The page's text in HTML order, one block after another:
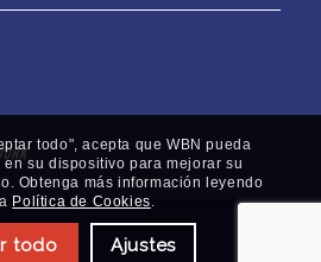
todo", acepta que WBN pueda
su dispositivo para mejorar su
Obtenga más información leyendo
Política de Cookies.
todo Ajustes